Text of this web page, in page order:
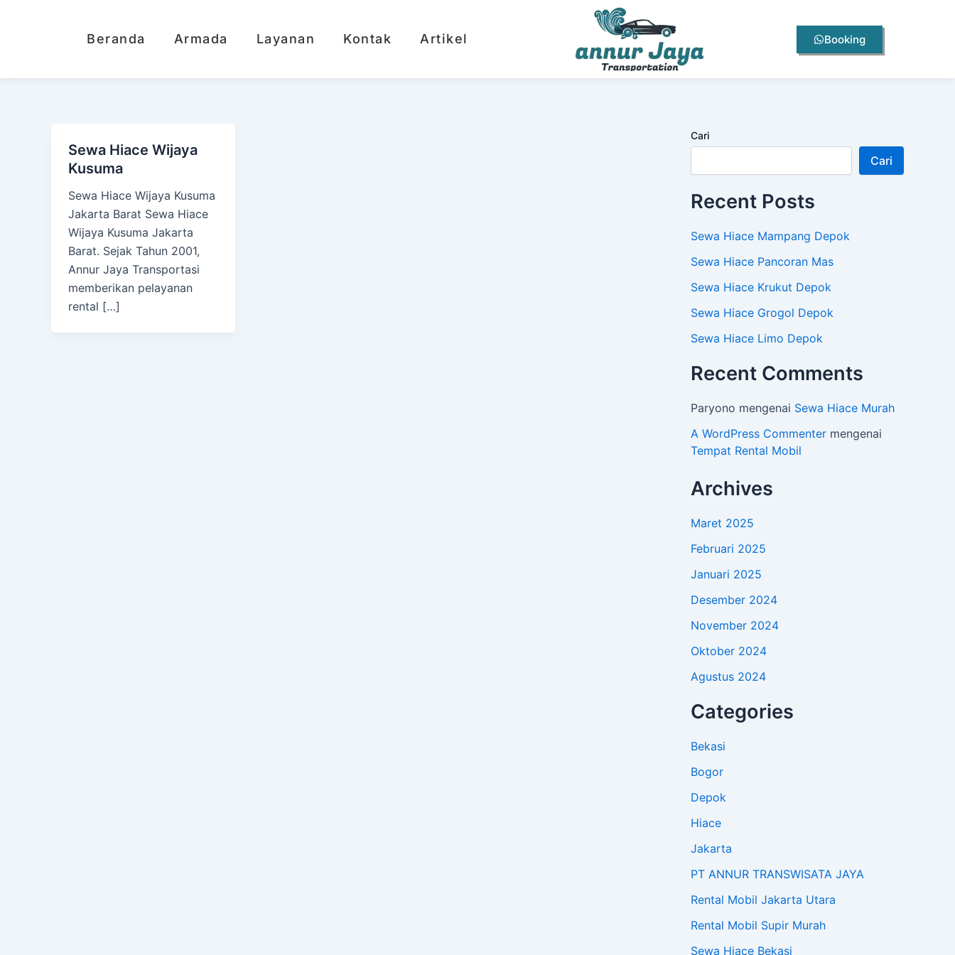
Beranda Armada Layanan Kontak Artikel Booking
Sewa Hiace Wijaya
Kusuma
Sewa Hiace Wijaya Kusuma
Jakarta Barat Sewa Hiace
Wijaya Kusuma Jakarta
Barat. Sejak Tahun 2001,
Annur Jaya Transportasi
memberikan pelayanan
rental […]
Cari
Cari
Recent Posts
Sewa Hiace Mampang Depok
Sewa Hiace Pancoran Mas
Sewa Hiace Krukut Depok
Sewa Hiace Grogol Depok
Sewa Hiace Limo Depok
Recent Comments
Paryono mengenai Sewa Hiace Murah
A WordPress Commenter mengenai
Tempat Rental Mobil
Archives
Maret 2025
Februari 2025
Januari 2025
Desember 2024
November 2024
Oktober 2024
Agustus 2024
Categories
Bekasi
Bogor
Depok
Hiace
Jakarta
PT ANNUR TRANSWISATA JAYA
Rental Mobil Jakarta Utara
Rental Mobil Supir Murah
Sewa Hiace Bekasi